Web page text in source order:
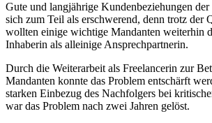
Gute und langjährige Kundenbeziehungen
sich zum Teil als erschwerend, denn trotz der
wollten einige wichtige Mandanten weiterhin
Inhaberin als alleinige Ansprechpartnerin.
Durch die Weiterarbeit als Freelancerin zur
Mandanten konnte das Problem entschärft
starken Einbezug des Nachfolgers bei
war das Problem nach zwei Jahren gelöst.